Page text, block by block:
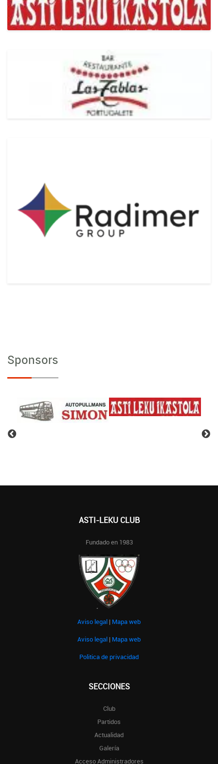
Sponsors
ASTI-LEKU CLUB
Fundado en 1983
Aviso legal | Mapa web
Aviso legal | Mapa web
Politica de privacidad
SECCIONES
Club
Partidos
Actualidad
Galería
Acceso Administradores